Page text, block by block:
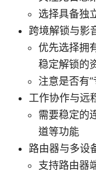
选择具备独
跨境解锁与影
优先选择拥
稳定解锁的
注意是否有
工作协作与远
需要稳定的
道等功能
路由器与多设
支持路由器